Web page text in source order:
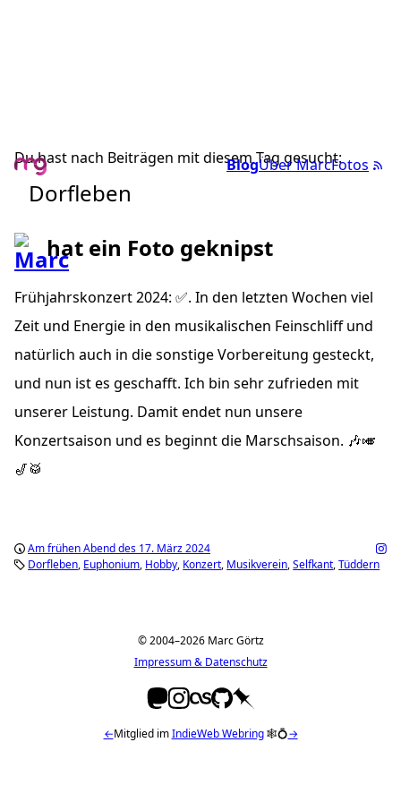
BlogÜber MarcFotos
Du hast nach Beiträgen mit diesem Tag gesucht:
Dorfleben
hat ein Foto geknipst
Frühjahrskonzert 2024: ✅. In den letzten Wochen viel
Zeit und Energie in den musikalischen Feinschliff und
natürlich auch in die sonstige Vorbereitung gesteckt,
und nun ist es geschafft. Ich bin sehr zufrieden mit
unserer Leistung. Damit endet nun unsere
Konzertsaison und es beginnt die Marschsaison. 🎶🎺
🎷🥁
Am frühen Abend des 17. März 2024
Dorfleben Euphonium Hobby Konzert Musikverein Selfkant Tüddern
© 2004–2026 Marc Görtz
Impressum & Datenschutz
←Mitglied imIndieWeb Webring🕸💍→